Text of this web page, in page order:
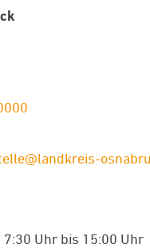
Uhr bis 15:00 Uhr